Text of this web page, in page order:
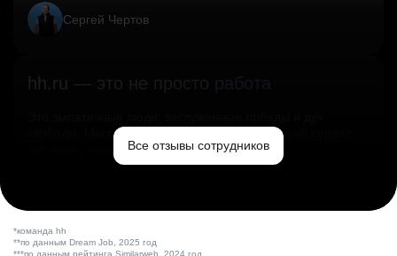
Сергей Чертов
hh.ru — это не просто работа
свободы. Мы помогаем миру и создаём лучший сервис
по поиску работы в стране.Все отзывы сотрудников
*команда hh
**по данным Dream Job, 2025 год
***по данным рейтинга Similarweb, 2024 год